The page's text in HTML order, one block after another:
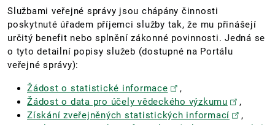
Službami veřejné správy jsou chápány činnosti
poskytnuté úřadem příjemci služby tak, že mu přinášejí
určitý benefit nebo splnění zákonné povinnosti. Jedná se
o tyto detailní popisy služeb (dostupné na Portálu
veřejné správy):
Žádost o statistické informace
,
Žádost o data pro účely vědeckého výzkumu
,
Získání zveřejněných statistických informací
,